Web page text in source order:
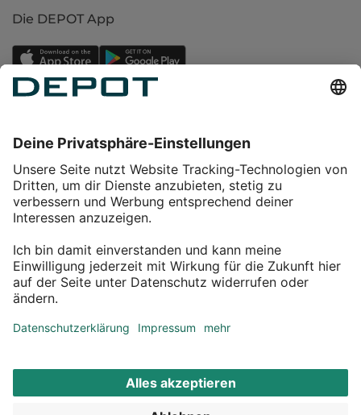
Die DEPOT App
Service
Über DEPOT
Kontakt
Aktionsbedingungen